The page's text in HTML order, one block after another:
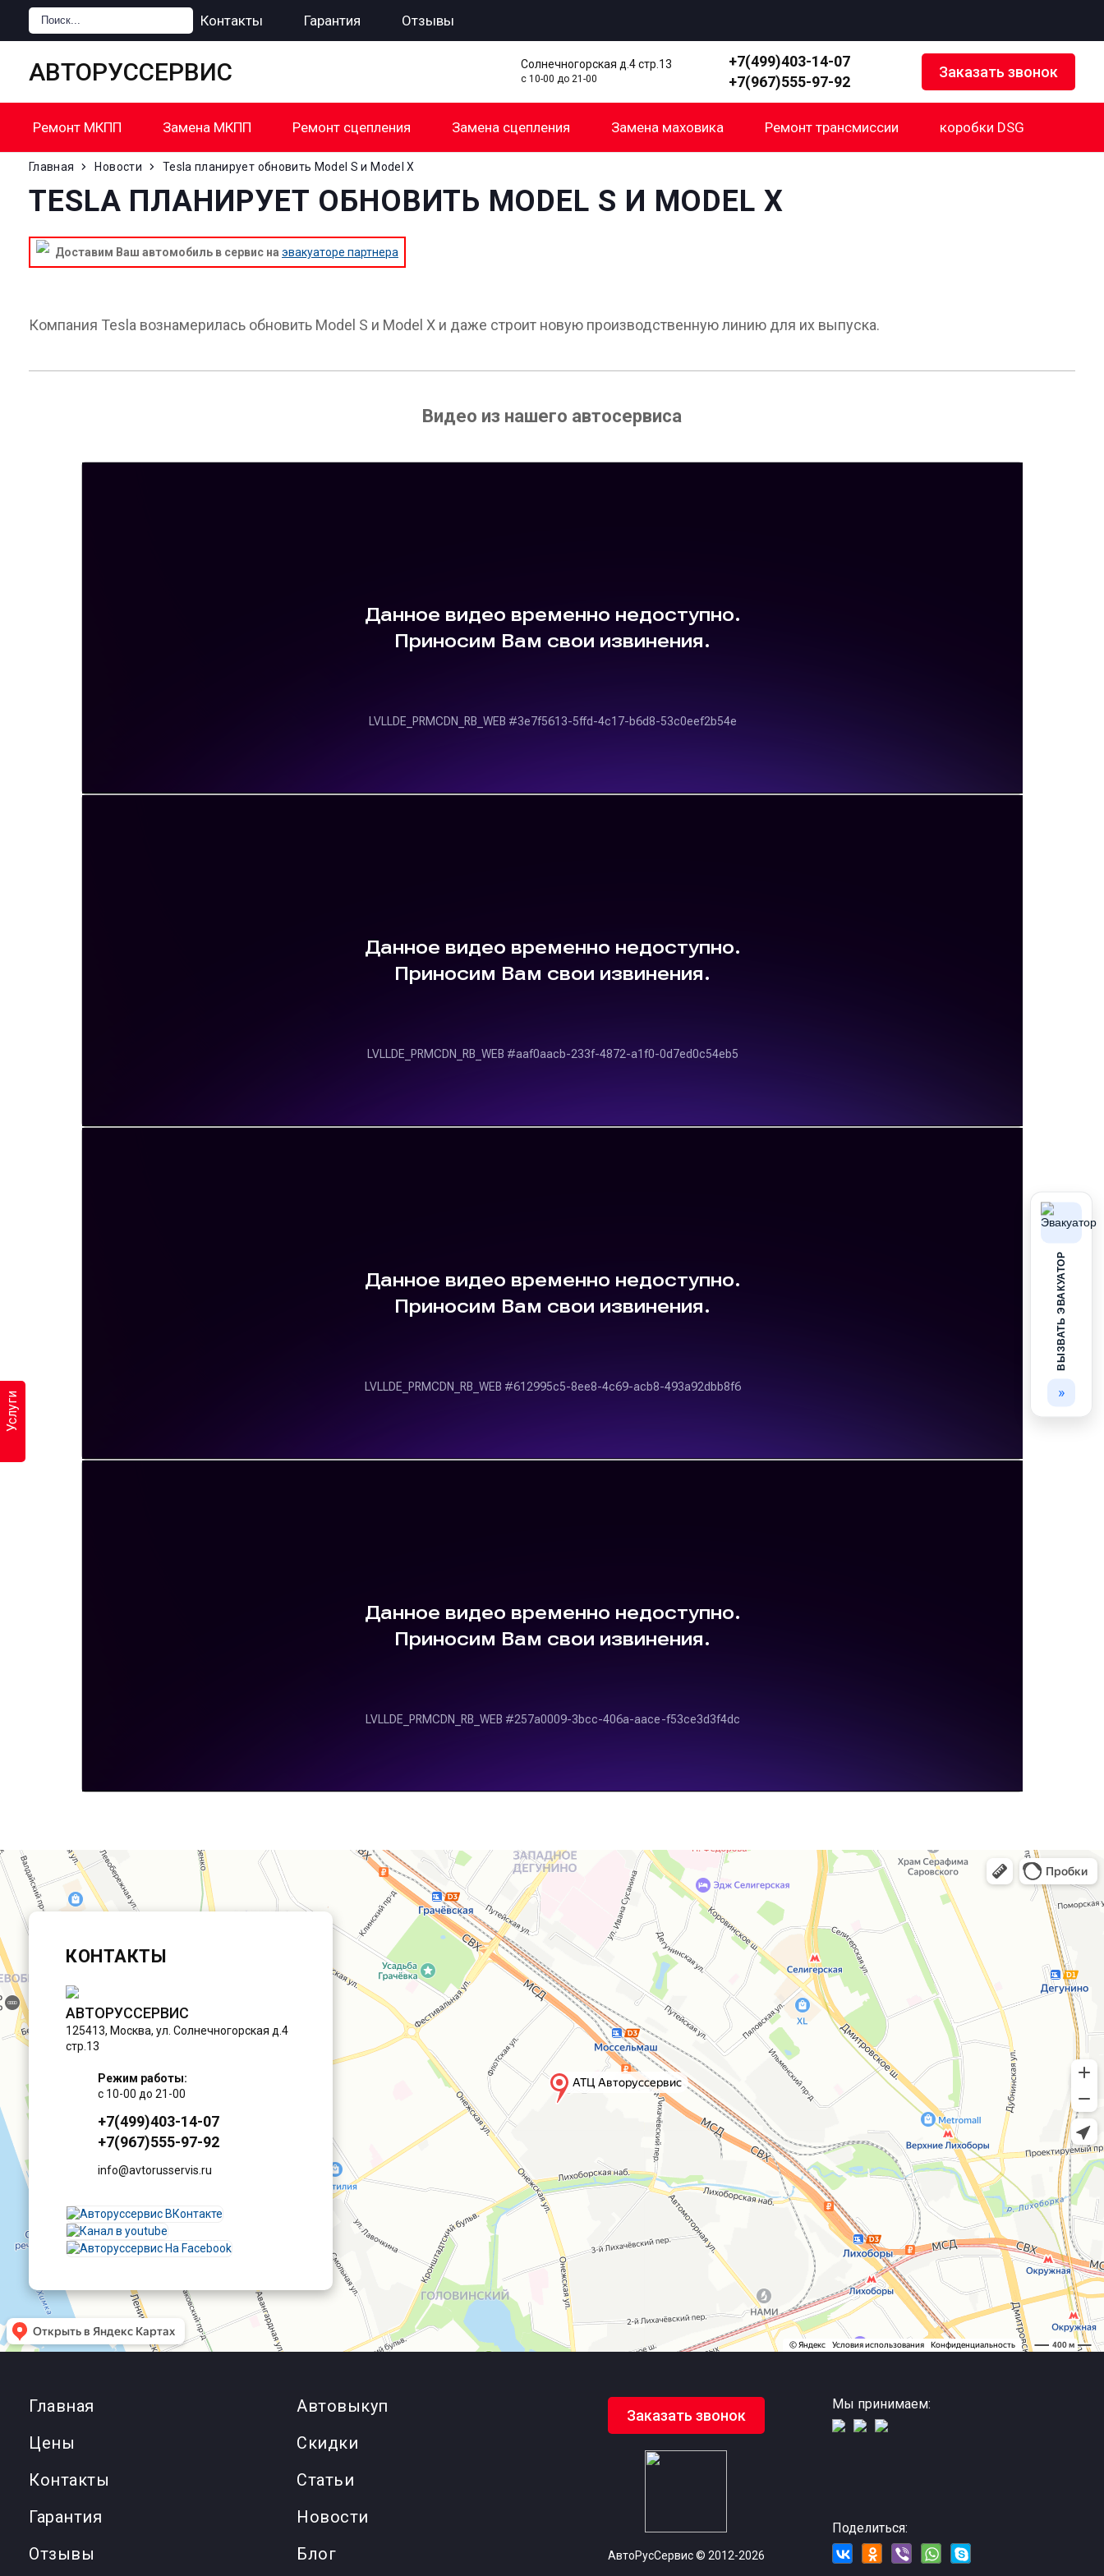
Главная Контакты Гарантия Отзывы
АВТОРУССЕРВИС Солнечногорская д.4 стр.13
с 10-00 до 21-00
+7(499)403-14-07
+7(967)555-97-92
Заказать звонок
Ремонт МКПП Замена МКПП Ремонт сцепления Замена сцепления Замена маховика Ремонт трансмиссии коробки DSG
Главная Новости Tesla планирует обновить Model S и Model X
TESLA ПЛАНИРУЕТ ОБНОВИТЬ MODEL S И MODEL X
Доставим Ваш автомобиль в сервис на эвакуаторе партнера
Услуги
Компания Tesla вознамерилась обновить Model S и Model X и даже строит новую производственную линию для их выпуска.
Видео из нашего автосервиса
КОНТАКТЫ
АВТОРУССЕРВИС
125413, Москва, ул. Солнечногорская д.4
стр.13
Режим работы:
с 10-00 до 21-00
+7(499)403-14-07
+7(967)555-97-92
info@avtorusservis.ru
Главная
Цены
Контакты
Гарантия
Отзывы
Автовыкуп
Cкидки
Статьи
Новости
Блог
Заказать звонок
ВЫЗВАТЬ ЭВАКУАТОР
»
АвтоРусСервис© 2012-2026
Мы принимаем:
Поделиться: